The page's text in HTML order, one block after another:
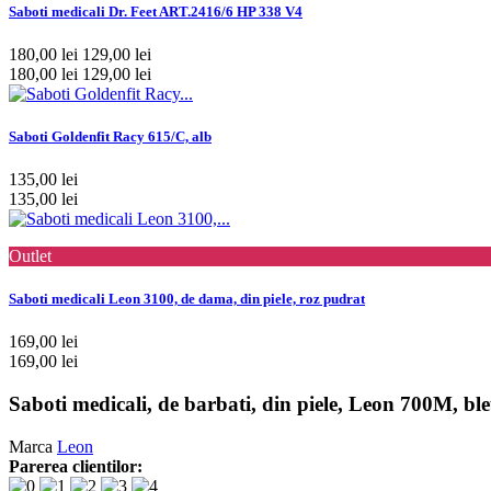
Saboti medicali Dr. Feet ART.2416/6 HP 338 V4
180,00 lei 129,00 lei
180,00 lei 129,00 lei
Saboti Goldenfit Racy 615/C, alb
135,00 lei
135,00 lei
Outlet
Saboti medicali Leon 3100, de dama, din piele, roz pudrat
169,00 lei
169,00 lei
Saboti medicali, de barbati, din piele, Leon 700M,
Marca Leon
Parerea clientilor: